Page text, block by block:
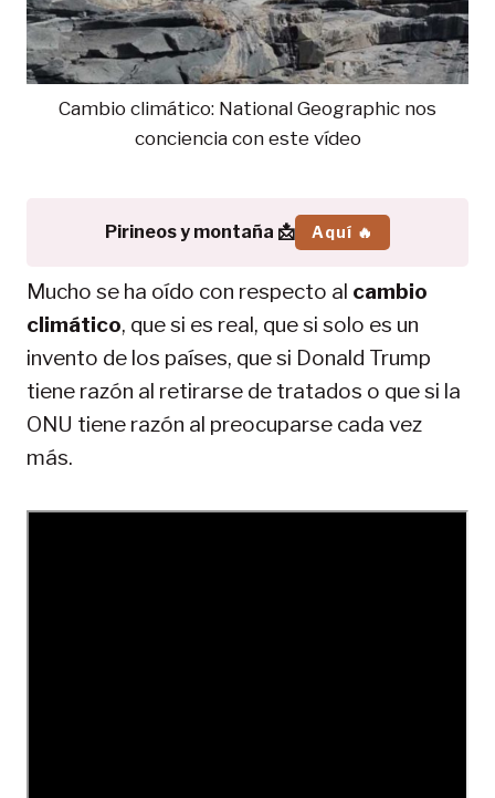
Cambio climático: National Geographic nos
conciencia con este vídeo
Pirineos y montaña 📩 Aquí 🔥
Mucho se ha oído con respecto al cambio
climático, que si es real, que si solo es un
invento de los países, que si Donald Trump
tiene razón al retirarse de tratados o que si la
ONU tiene razón al preocuparse cada vez
más.